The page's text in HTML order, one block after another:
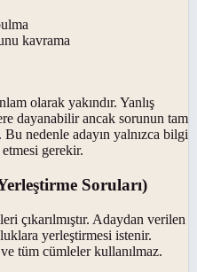
kavrama
olarak yakındır. Yanlış
dayanabilir ancak sorunun tam
nedenle adayın yalnızca bilgi
gerekir.
Soruları)
çıkarılmıştır. Adaydan verilen
yerleştirmesi istenir.
tüm cümleler kullanılmaz.